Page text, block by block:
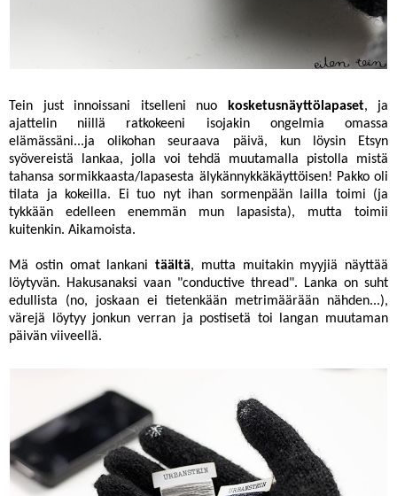
Tein just innoissani itselleni nuo kosketusnäyttölapaset, ja
ajattelin niillä ratkokeeni isojakin ongelmia omassa
elämässäni...ja olikohan seuraava päivä, kun löysin Etsyn
syövereistä lankaa, jolla voi tehdä muutamalla pistolla mistä
tahansa sormikkaasta/lapasesta älykännykkäkäyttöisen! Pakko oli
tilata ja kokeilla. Ei tuo nyt ihan sormenpään lailla toimi (ja
tykkään edelleen enemmän mun lapasista), mutta toimii
kuitenkin. Aikamoista.
Mä ostin omat lankani täältä, mutta muitakin myyjiä näyttää
löytyvän. Hakusanaksi vaan "conductive thread". Lanka on suht
edullista (no, joskaan ei tietenkään metrimäärään nähden...),
värejä löytyy jonkun verran ja postisetä toi langan muutaman
päivän viiveellä.